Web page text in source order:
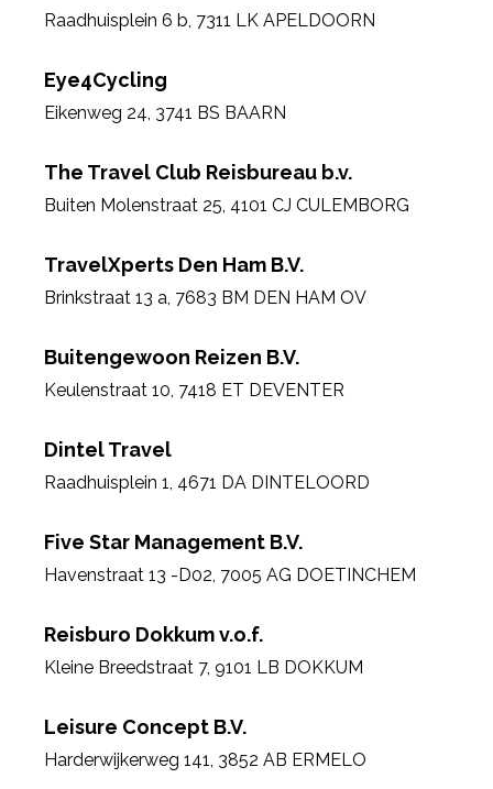
Raadhuisplein 6 b, 7311 LK APELDOORN
Eye4Cycling
Eikenweg 24, 3741 BS BAARN
The Travel Club Reisbureau b.v.
Buiten Molenstraat 25, 4101 CJ CULEMBORG
TravelXperts Den Ham B.V.
Brinkstraat 13 a, 7683 BM DEN HAM OV
Buitengewoon Reizen B.V.
Keulenstraat 10, 7418 ET DEVENTER
Dintel Travel
Raadhuisplein 1, 4671 DA DINTELOORD
Five Star Management B.V.
Havenstraat 13 -D02, 7005 AG DOETINCHEM
Reisburo Dokkum v.o.f.
Kleine Breedstraat 7, 9101 LB DOKKUM
Leisure Concept B.V.
Harderwijkerweg 141, 3852 AB ERMELO